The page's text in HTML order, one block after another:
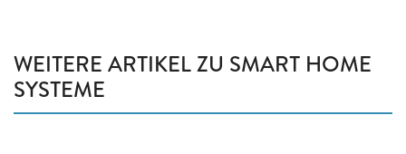
WEITERE ARTIKEL ZU SMART HOME
SYSTEME